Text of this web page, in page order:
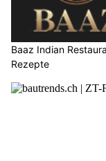
Baaz Indian
Rezepte